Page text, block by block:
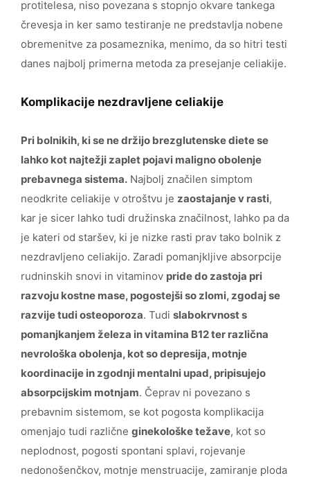
protitelesa, niso povezana s stopnjo okvare tankega
črevesja in ker samo testiranje ne predstavlja nobene
obremenitve za posameznika, menimo, da so hitri testi
danes najbolj primerna metoda za presejanje celiakije.
Komplikacije nezdravljene celiakije
Pri bolnikih, ki se ne držijo brezglutenske diete se
lahko kot najtežji zaplet pojavi maligno obolenje
prebavnega sistema. Najbolj značilen simptom
neodkrite celiakije v otroštvu je zaostajanje v rasti,
kar je sicer lahko tudi družinska značilnost, lahko pa da
je kateri od staršev, ki je nizke rasti prav tako bolnik z
nezdravljeno celiakijo. Zaradi pomanjkljive absorpcije
rudninskih snovi in vitaminov pride do zastoja pri
razvoju kostne mase, pogostejši so zlomi, zgodaj se
razvije tudi osteoporoza. Tudi slabokrvnost s
pomanjkanjem železa in vitamina B12 ter različna
nevrološka obolenja, kot so depresija, motnje
koordinacije in zgodnji mentalni upad, pripisujejo
absorpcijskim motnjam. Čeprav ni povezano s
prebavnim sistemom, se kot pogosta komplikacija
omenjajo tudi različne ginekološke težave, kot so
neplodnost, pogosti spontani splavi, rojevanje
nedonošenčkov, motnje menstruacije, zamiranje ploda